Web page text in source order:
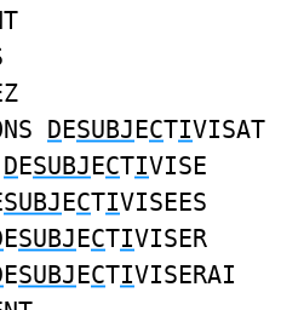
DESUBJECTIVISAT
DESUBJECTIVISE
SUBJECTIVISEES
ESUBJECTIVISER
ESUBJECTIVISERAI